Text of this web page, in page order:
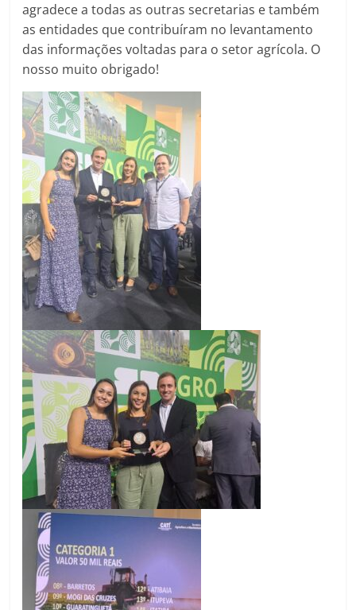
agradece a todas as outras secretarias e também
as entidades que contribuíram no levantamento
das informações voltadas para o setor agrícola. O
nosso muito obrigado!